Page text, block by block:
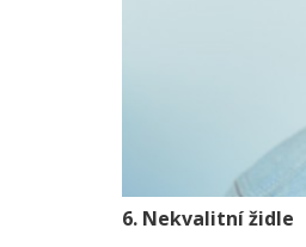
6. Nekvalitní židle